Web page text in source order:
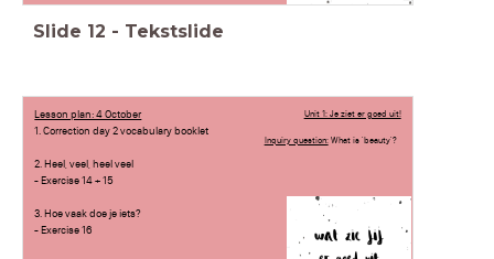
Slide 12 - Tekstslide
Lesson plan: 4 October
1. Correction day 2 vocabulary booklet
2. Heel, veel, heel veel
- Exercise 14 + 15
3. Hoe vaak doe je iets?
- Exercise 16
Unit 1: Je ziet er goed uit!
Inquiry question:What is 'beauty'?